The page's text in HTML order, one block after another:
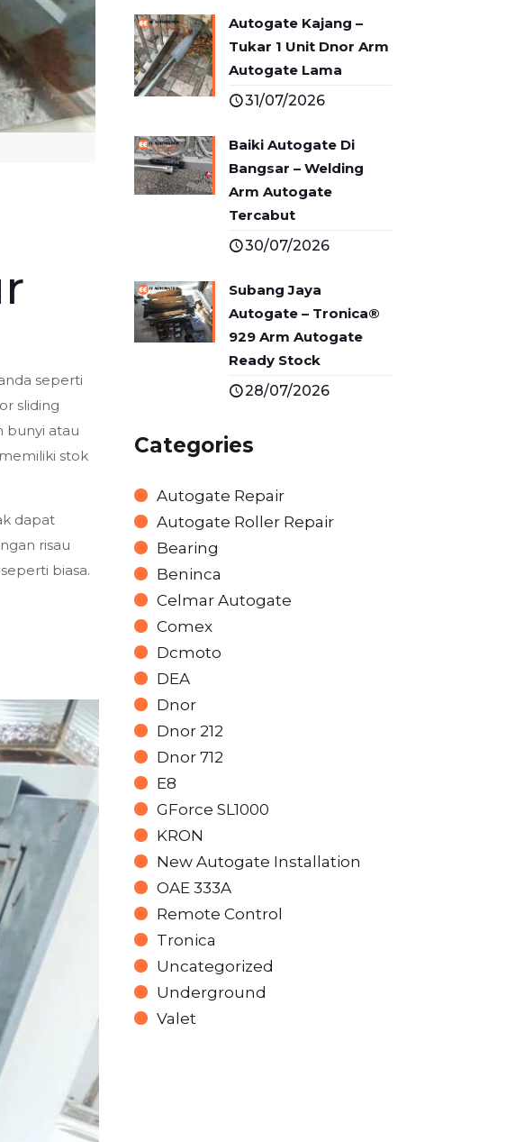
seperti
sliding
bunyi atau
stok
dapat
risau
biasa.
Autogate Kajang –
Tukar 1 Unit Dnor Arm
Autogate Lama
31/07/2026
Baiki Autogate Di
Bangsar – Welding
Arm Autogate
Tercabut
30/07/2026
Subang Jaya
Autogate – Tronica®
929 Arm Autogate
Ready Stock
28/07/2026
Categories
Autogate Repair
Autogate Roller Repair
Bearing
Beninca
Celmar Autogate
Comex
Dcmoto
DEA
Dnor
Dnor 212
Dnor 712
E8
GForce SL1000
KRON
New Autogate Installation
OAE 333A
Remote Control
Tronica
Uncategorized
Underground
Valet